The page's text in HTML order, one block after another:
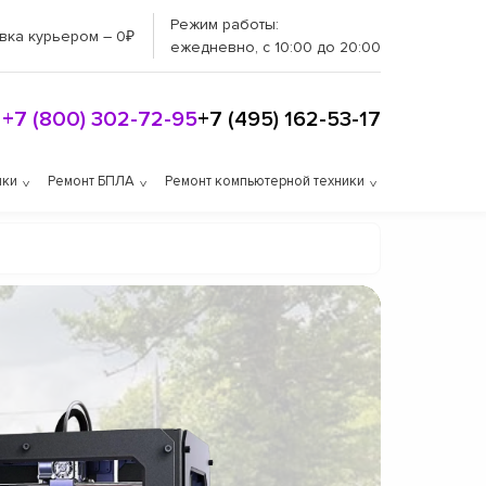
курьером – 0₽
Режим работы:
ежедневно, с 10:00 до 20:00
+7 (800) 302-72-95+7 (495) 162-53-17
Ремонт БПЛА Ремонт компьютерной техники